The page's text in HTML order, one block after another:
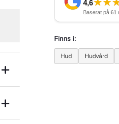
Finns i:
Hud Hudvård